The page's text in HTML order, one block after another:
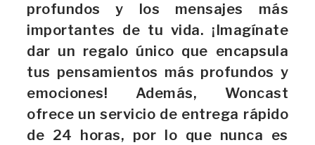
profundos y los mensajes más
importantes de tu vida. ¡Imagínate
dar un regalo único que encapsula
tus pensamientos más profundos y
emociones! Además, Woncast
ofrece un servicio de entrega rápido
de 24 horas, por lo que nunca es